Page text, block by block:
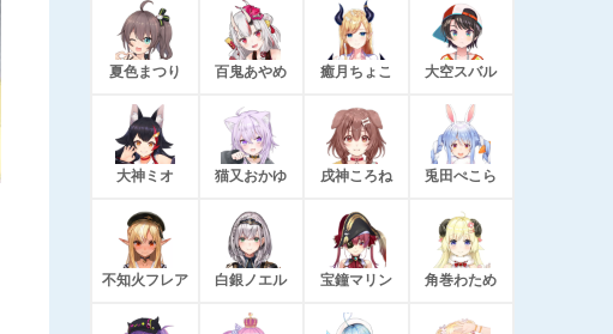
夏色まつり 百鬼あやめ 癒月ちょこ 大空スバル
大神ミオ 猫又おかゆ 戌神ころね 兎田ぺこら
不知火フレア 白銀ノエル 宝鐘マリン 角巻わため